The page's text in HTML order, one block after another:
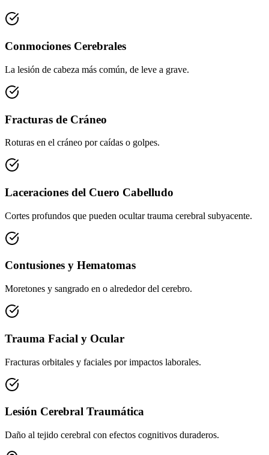
Conmociones Cerebrales
La lesión de cabeza más común, de leve a grave.
Fracturas de Cráneo
Roturas en el cráneo por caídas o golpes.
Laceraciones del Cuero Cabelludo
Cortes profundos que pueden ocultar trauma cerebral subyacente.
Contusiones y Hematomas
Moretones y sangrado en o alrededor del cerebro.
Trauma Facial y Ocular
Fracturas orbitales y faciales por impactos laborales.
Lesión Cerebral Traumática
Daño al tejido cerebral con efectos cognitivos duraderos.